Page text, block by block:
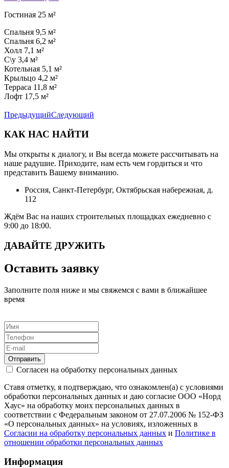
Гостиная 25 м²
Спальня 9,5 м²
Спальня 6,2 м²
Холл 7,1 м²
С\у 3,4 м²
Котельная 5,1 м²
Крыльцо 4,2 м²
Терраса 11,8 м²
Лофт 17,5 м²
ПредыдущийСледующий
КАК НАС НАЙТИ
Мы открыты к диалогу, и Вы всегда можете рассчитывать на
наше радушие. Приходите, нам есть чем гордиться и что
представить Вашему вниманию.
Россия, Санкт-Петербург, Октябрьская набережная, д.
112
Ждём Вас на наших строительных площадках ежедневно с
9:00 до 18:00.
ДАВАЙТЕ ДРУЖИТЬ
Оставить заявку
Заполните поля ниже и мы свяжемся с вами в ближайшее
время
Отправить
Согласен на обработку персональных данных
Ставя отметку, я подтверждаю, что ознакомлен(а) с условиями
обработки персональных данных и даю согласие ООО «Норд
Хаус» на обработку моих персональных данных в
соответствии с Федеральным законом от 27.07.2006 № 152-ФЗ
«О персональных данных» на условиях, изложенных в
Согласии на обработку персональных данных и Политике в
отношении обработки персональных данных
Информация